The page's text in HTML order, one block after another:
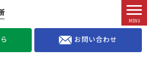
お問い合わせ